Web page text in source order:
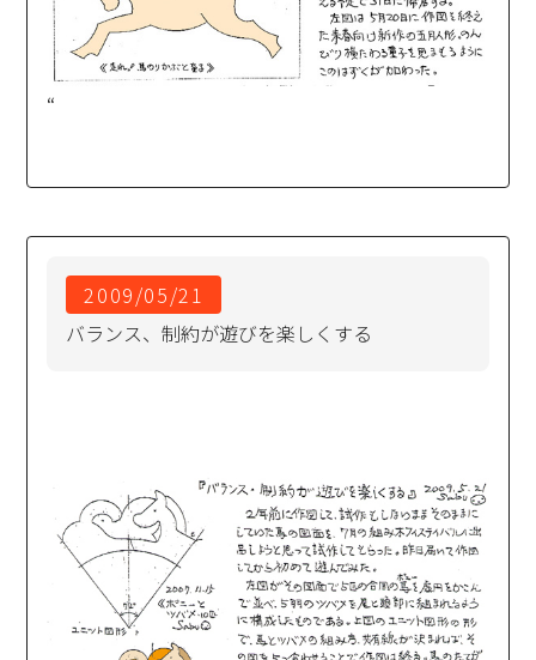
“
2009/05/21
バランス、制約が遊びを楽しくする